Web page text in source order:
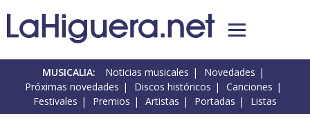
MUSICALIA: Noticias musicales
Novedades
Próximas novedades
Discos históricos
Canciones
Festivales
Premios Artistas Portadas Listas